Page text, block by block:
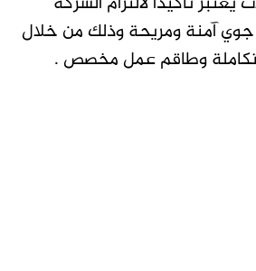
آمنة ومريحة وذلك من خلال
وطاقم عمل مخصص .